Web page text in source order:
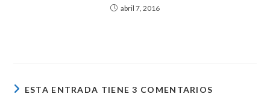
abril 7, 2016
ESTA ENTRADA TIENE 3 COMENTARIOS